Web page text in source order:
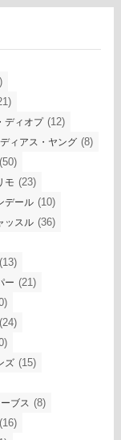
ディオプ(12)
ィアス・ヤング (8)
(50)
モ (23)
デール (10)
ッスル (36)
(13)
ー (21)
(24)
ズ (15)
ブス (8)
(16)